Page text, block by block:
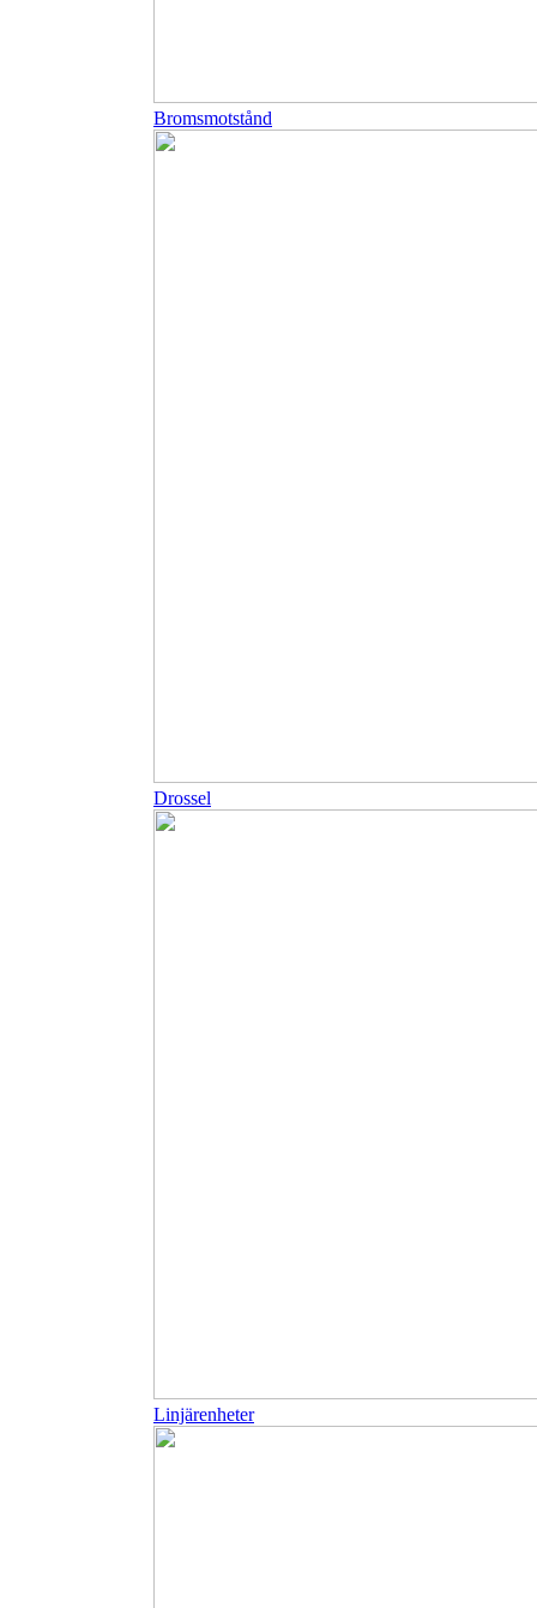
Bromsmotstånd
Drossel
Linjärenheter